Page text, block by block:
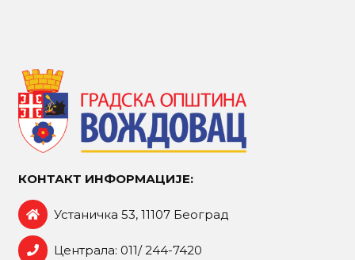
КОНТАКТ ИНФОРМАЦИЈЕ:
Устаничка 53, 11107 Београд
Централа: 011/ 244-7420